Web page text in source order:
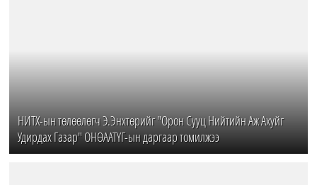
НИТХ-ын төлөөлөгч Э.Энхтөрийг "Орон Сууц Нийтийн Аж Ахуйг
Удирдах Газар" ОНӨААТҮГ-ын даргаар томилжээ